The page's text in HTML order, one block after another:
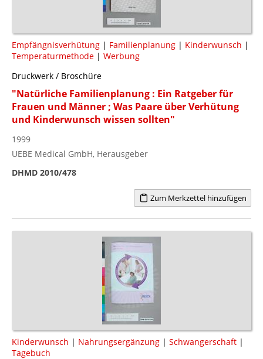
Empfängnisverhütung | Familienplanung | Kinderwunsch |
Temperaturmethode | Werbung
Druckwerk / Broschüre
"Natürliche Familienplanung : Ein Ratgeber für
Frauen und Männer ; Was Paare über Verhütung
und Kinderwunsch wissen sollten"
1999
UEBE Medical GmbH, Herausgeber
DHMD 2010/478
Zum Merkzettel hinzufügen
Kinderwunsch | Nahrungsergänzung | Schwangerschaft |
Tagebuch